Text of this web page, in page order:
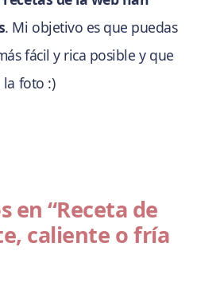
. Mi objetivo es que puedas
fácil y rica posible y que
foto :)
en “Receta de
caliente o fría